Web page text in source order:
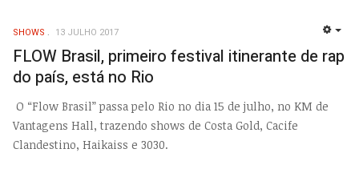
SHOWS 13 JULHO 2017
FLOW Brasil, primeiro festival itinerante de rap
do país, está no Rio
O “Flow Brasil” passa pelo Rio no dia 15 de julho, no KM de
Vantagens Hall, trazendo shows de Costa Gold, Cacife
Clandestino, Haikaiss e 3030.